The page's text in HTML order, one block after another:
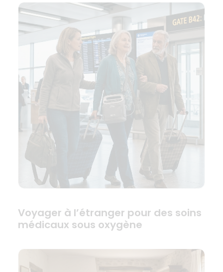
Voyager à l’étranger pour des soins
médicaux sous oxygène